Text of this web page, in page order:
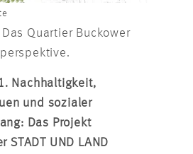
Quartier Buckower
Nachhaltigkeit,
und sozialer
Das Projekt
STADT UND LAND